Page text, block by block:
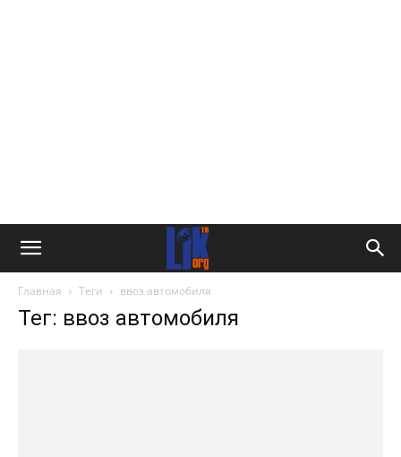
Главная Теги ввоз автомобиля
Тег: ввоз автомобиля